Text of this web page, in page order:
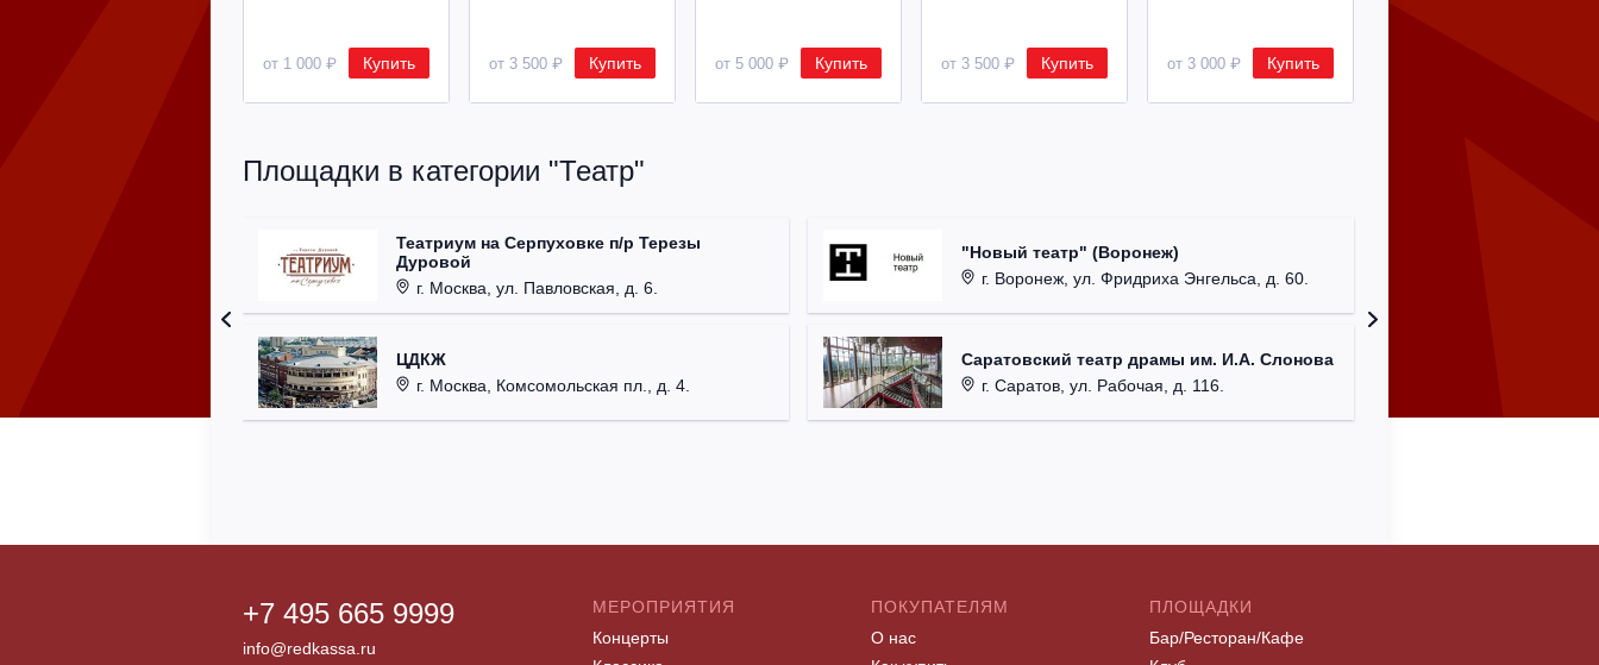
от 1 000 ₽ Купить от 3 500 ₽ Купить от 5 000 ₽ Купить от 3 500 ₽ Купить от 3 000 ₽ Купить
Площадки в категории "Театр"
Театриум на Серпуховке п/р Терезы
Дуровой
г. Москва, ул. Павловская, д. 6.
ЦДКЖ
г. Москва, Комсомольская пл., д. 4.
"Новый театр" (Воронеж)
г. Воронеж, ул. Фридриха Энгельса, д. 60.
Саратовский театр драмы им. И.А. Слонова
г. Саратов, ул. Рабочая, д. 116.
+7 495 665 9999
info@redkassa.ru
МЕРОПРИЯТИЯ
Концерты
ПОКУПАТЕЛЯМ
О нас
ПЛОЩАДКИ
Бар/Ресторан/Кафе